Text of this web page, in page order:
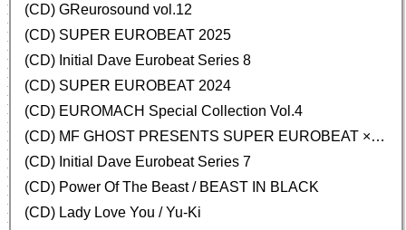
(CD) GReurosound vol.12
(CD) SUPER EUROBEAT 2025
(CD) Initial Dave Eurobeat Series 8
(CD) SUPER EUROBEAT 2024
(CD) EUROMACH Special Collection Vol.4
(CD) MF GHOST PRESENTS SUPER EUROBEAT × ORIGINAL SOUNDTRACK NEW COLLECTION
(CD) Initial Dave Eurobeat Series 7
(CD) Power Of The Beast / BEAST IN BLACK
(CD) Lady Love You / Yu-Ki